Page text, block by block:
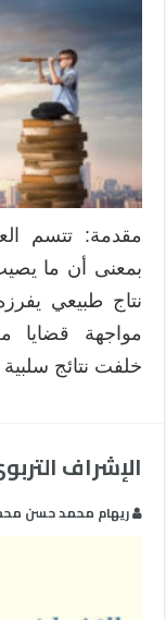
مقدمة: تتسم
بمعنى أن ما
نتاج طبيعي
مواجهة قضايا
خلفت نتائج
الإشراف
ريهام محمد حسن